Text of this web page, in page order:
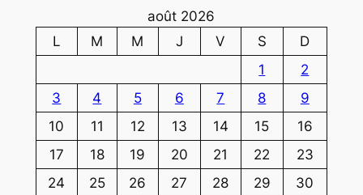
août 2026
L
M M J V S
D
1
2
3
4 5 6 7 8
9
10
11 12 13 14 15
16
17
18 19 20 21 22
23
24
25 26 27 28 29
30